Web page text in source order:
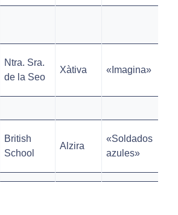
Ntra. Sra.
de la Seo
Xàtiva «Imagina»
British
School
Alzira
«Soldados
azules»